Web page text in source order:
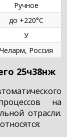
Ручное
до +220°С
У
Челарм, Россия
25ч38нж
на
отрасли.